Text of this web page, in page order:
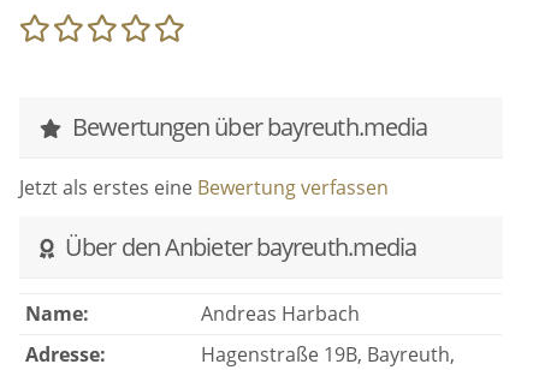
Bewertungen über bayreuth.media
Jetzt als erstes eine Bewertung verfassen
Über den Anbieter bayreuth.media
Name:
Andreas Harbach
Adresse:
Hagenstraße 19B, Bayreuth,